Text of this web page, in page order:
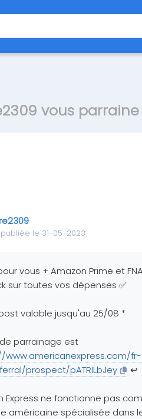
vous
le 31-05-2023
vous + Amazon Prime et
sur toutes vos dépenses ✅
valable jusqu'au 25/08 *
parrainage est
www.americanexpress.com/
prospect/pATRILbJey
↩️
Express ne fonctionne pas
américaine spécialisée dans